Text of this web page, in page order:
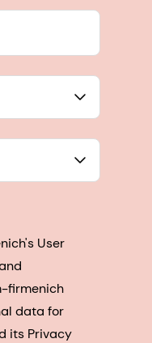
California, US
User
firmenich
data for
its Privacy